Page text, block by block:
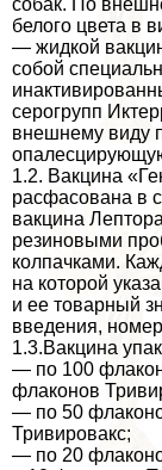
собак. По
белого цвета в
— жидкой
собой
серогрупп
внешнему виду
1.2. Вакцина
расфасована в
вакцина
резиновыми
колпачками.
на которой
и ее товарный
введения,
1.3.Вакцина
— по 100
флаконов
— по 50
Тривировакс;
— по 20